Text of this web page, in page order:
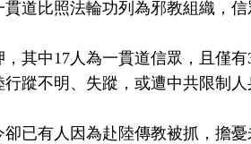
道比照法輪功列為邪教組織，
其中17人為一貫道信眾，且僅有
蹤不明、失蹤，或遭中共限制
已有人因為赴陸傳教被抓，擔